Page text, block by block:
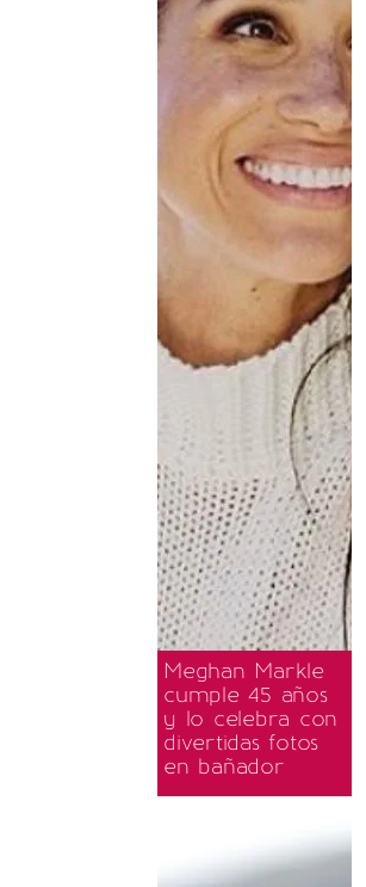
Meghan Markle
cumple 45 años
y lo celebra con
divertidas fotos
en bañador